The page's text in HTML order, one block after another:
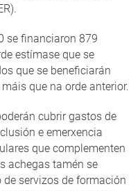
se financiaron 879
estímase que se
que se beneficiarán
que na orde anterior.
cubrir gastos de
e emerxencia
que complementen
achegas tamén se
servizos de formación